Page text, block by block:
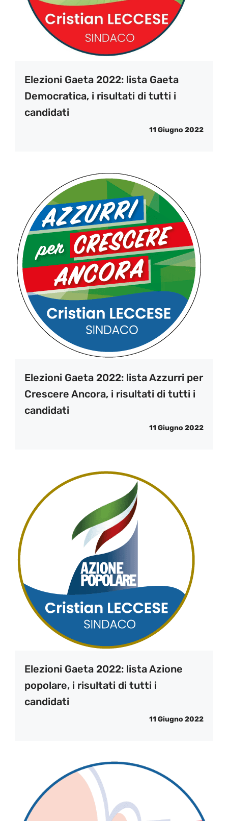
Elezioni Gaeta 2022: lista Gaeta
Democratica, i risultati di tutti i
candidati
11 Giugno 2022
Elezioni Gaeta 2022: lista Azzurri per
Crescere Ancora, i risultati di tutti i
candidati
11 Giugno 2022
Elezioni Gaeta 2022: lista Azione
popolare, i risultati di tutti i
candidati
11 Giugno 2022